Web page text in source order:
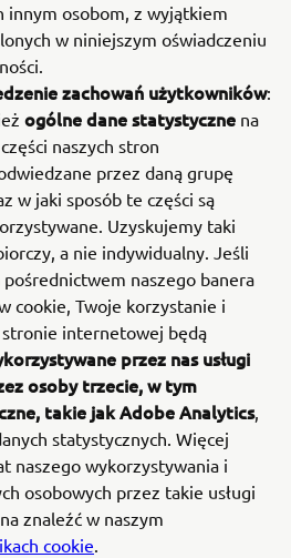
innym osobom, z wyjątkiem
w niniejszym oświadczeniu
zachowań użytkowników:
ogólne dane statystyczne na
naszych stron
przez daną grupę
w jaki sposób te części są
Uzyskujemy taki
a nie indywidualny. Jeśli
naszego banera
cookie, Twoje korzystanie i
internetowej będą
przez nas usługi
osoby trzecie, w tym
takie jak Adobe Analytics,
statystycznych. Więcej
naszego wykorzystywania i
osobowych przez takie usługi
znaleźć w naszym
cookie.